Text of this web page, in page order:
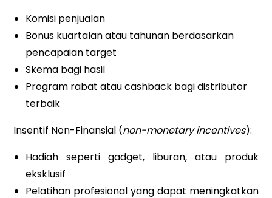
Komisi penjualan
Bonus kuartalan atau tahunan berdasarkan
pencapaian target
Skema bagi hasil
Program rabat atau cashback bagi distributor
terbaik
Insentif Non-Finansial (non-monetary incentives):
Hadiah seperti gadget, liburan, atau produk
eksklusif
Pelatihan profesional yang dapat meningkatkan